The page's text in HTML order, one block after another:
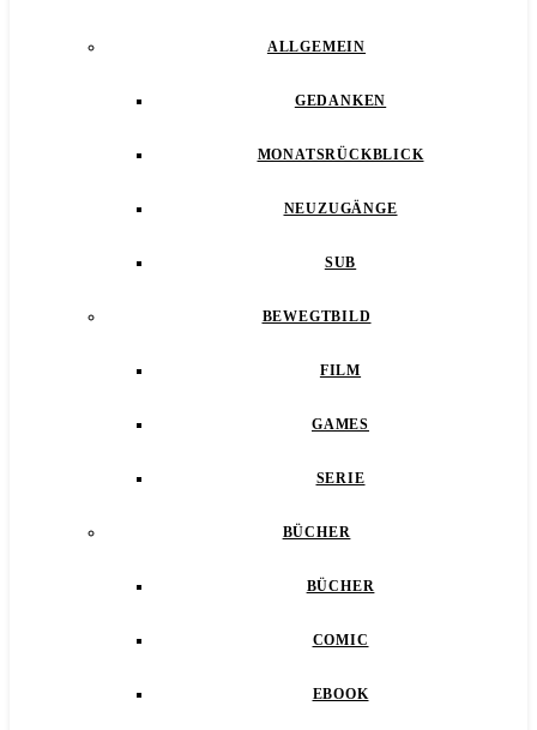
ALLGEMEIN
GEDANKEN
MONATSRÜCKBLICK
NEUZUGÄNGE
SUB
BEWEGTBILD
FILM
GAMES
SERIE
BÜCHER
BÜCHER
COMIC
EBOOK